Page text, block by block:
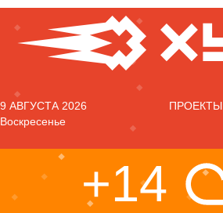
9 АВГУСТА 2026
Воскресенье
ПРОЕКТЫ
+14